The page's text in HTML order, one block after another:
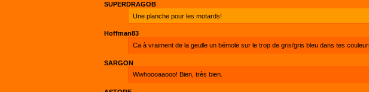
SUPERDRAGOB
Une planche pour les motards!
Hoffman83
Ca à vraiment de la geulle un bémole sur le trop de gris/gris bleu dans tes
SARGON
Wwhoooaaooo! Bien, très bien.